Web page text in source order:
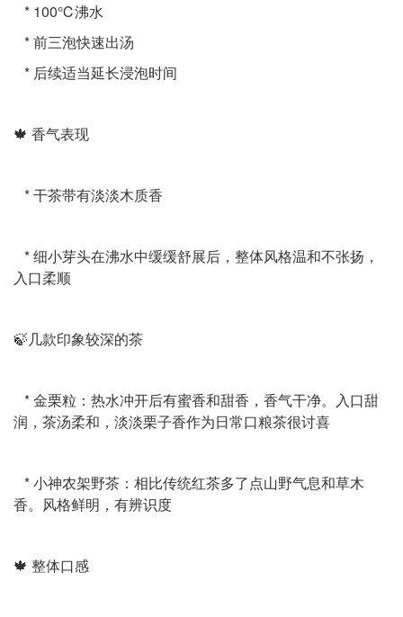
* 100℃沸水
* 前三泡快速出汤
* 后续适当延长浸泡时间
🍁 香气表现
* 干茶带有淡淡木质香
* 细小芽头在沸水中缓缓舒展后，整体风格温和不张扬，
入口柔顺
🍃几款印象较深的茶
* 金栗粒：热水冲开后有蜜香和甜香，香气干净。入口甜
润，茶汤柔和，淡淡栗子香作为日常口粮茶很讨喜
* 小神农架野茶：相比传统红茶多了点山野气息和草木
香。风格鲜明，有辨识度
🍁 整体口感